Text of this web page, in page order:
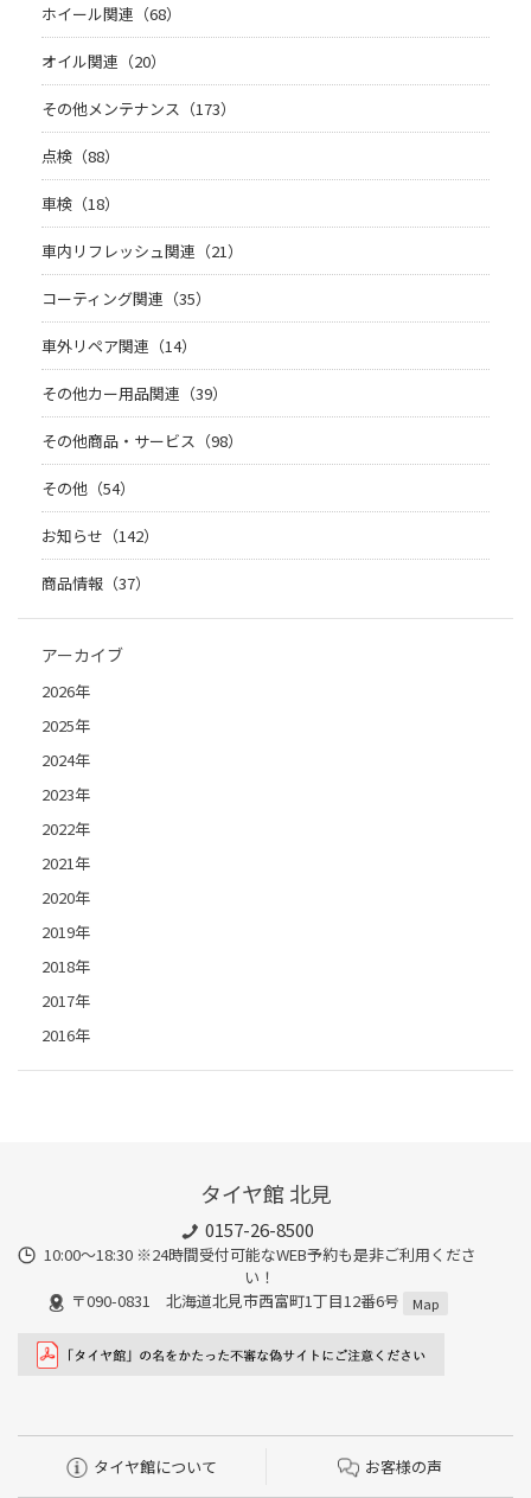
ホイール関連（68）
オイル関連（20）
その他メンテナンス（173）
点検（88）
車検（18）
車内リフレッシュ関連（21）
コーティング関連（35）
車外リペア関連（14）
その他カー用品関連（39）
その他商品・サービス（98）
その他（54）
お知らせ（142）
商品情報（37）
アーカイブ
2026年
2025年
2024年
2023年
2022年
2021年
2020年
2019年
2018年
2017年
2016年
タイヤ館 北見
0157-26-8500
10:00～18:30 ※24時間受付可能なWEB予約も是非ご利用くださ
い！
〒090-0831 北海道北見市西富町1丁目12番6号
Map
タイヤ館について お客様の声